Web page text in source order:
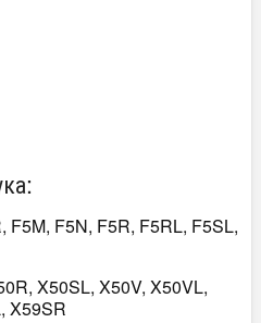
F5M, F5N, F5R, F5RL, F5SL,
X50SL, X50V, X50VL,
X59SR